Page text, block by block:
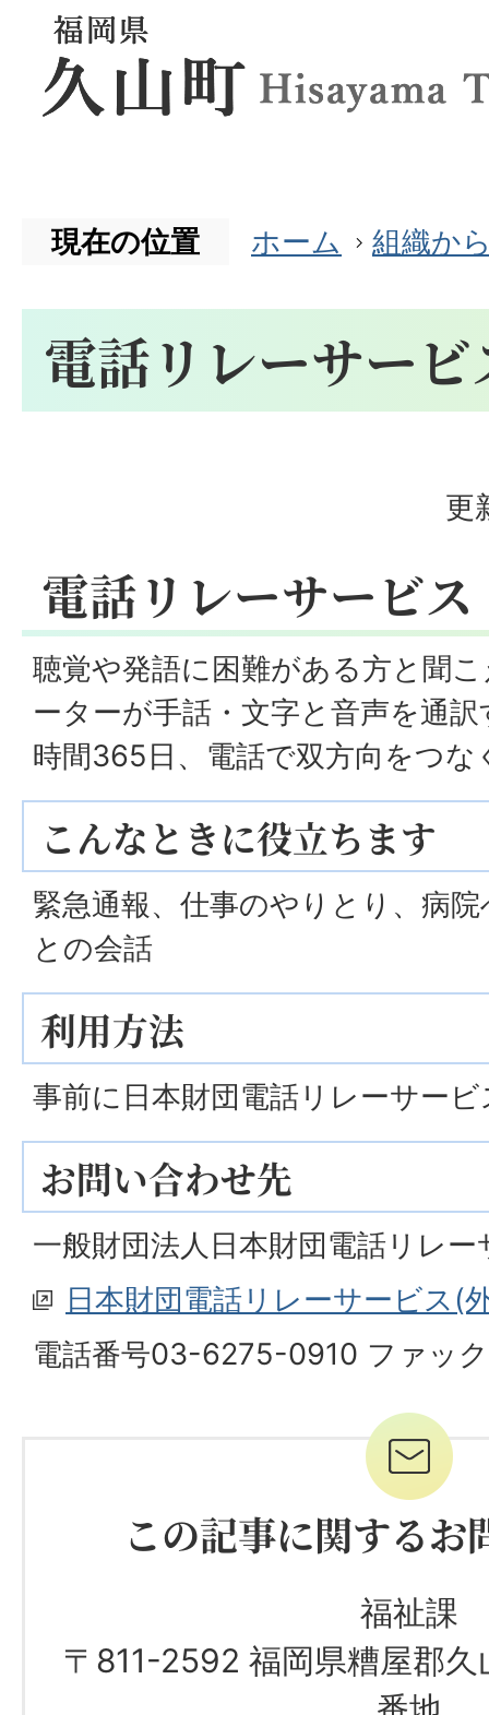
現在の位置 ホーム 組織か
電話リレーサービ
更
電話リレーサービス
聴覚や発語に困難がある方と聞
ーターが手話・文字と音声を通
時間365日、電話で双方向をつな
こんなときに役立ちます
緊急通報、仕事のやりとり、病
との会話
利用方法
事前に日本財団電話リレーサー
お問い合わせ先
一般財団法人日本財団電話リレー
日本財団電話リレーサービス(
電話番号03-6275-0910 ファッ
この記事に関するお
福祉課
〒811-2592 福岡県糟屋郡